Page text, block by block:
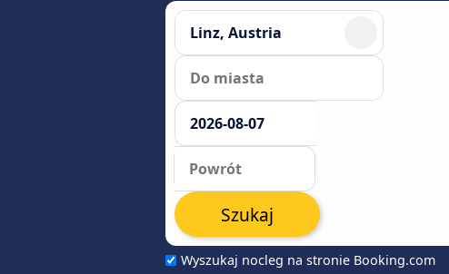
Wyszukaj nocleg na stronie Booking.com
Szukaj